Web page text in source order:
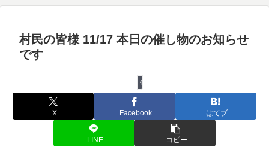
村民の皆様 11/17 本日の催し物のお知らせ
です
催し物
X Facebook はてブ
LINE コピー